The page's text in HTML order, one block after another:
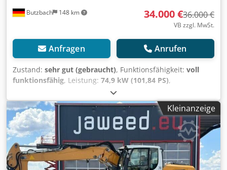
Butzbach 148 km 34.000 €36.000 €
VB zzgl. MwSt.
Anfragen Anrufen
Zustand: sehr gut (gebraucht), Funktionsfähigkeit: voll
funktionsfähig, Leistung: 74,9 kW (101,84 PS),
, Gesamtgewicht:
Betriebsgewicht:10.500 kg, Erstzulassung:01/2009,
Baujahr:2009 , Betriebsstunden:4.809 h , Wacker
Neuson9503 EW/SW/4X4X4/Hydr. Verstell. /4800 Std.
Crodpszduh Usfx Ab Sef • Hersteller: Wacker Neuson • Typ:
9503 WD • Baujahr: 2009 • Betriebsstunden: 4809 Std. •
Überlastwarneinrichtung • Transportmaßen: L: 5,88 Meter
X B: 1,92 Meter X H: 2,88 Meter • Leistung: 74,9 KW/102 PS •
Kleinanzeige